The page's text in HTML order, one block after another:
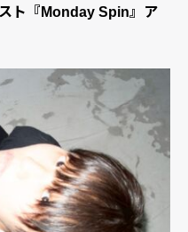
ト『Monday Spin』ア